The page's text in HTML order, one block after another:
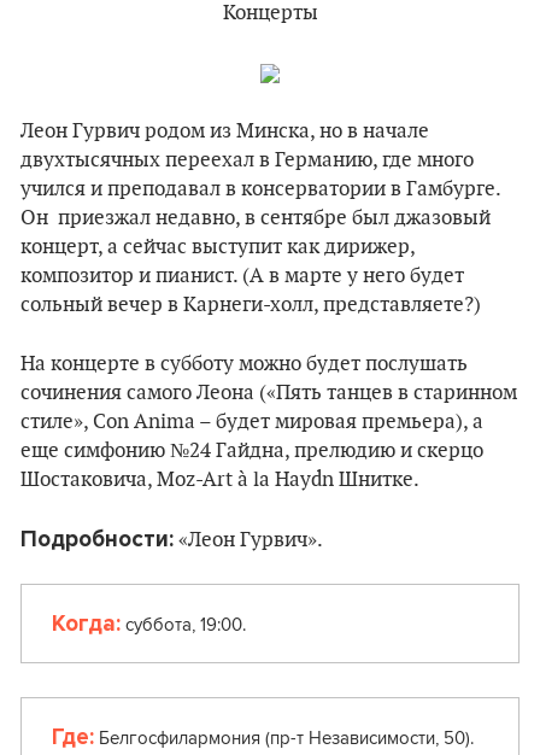
Концерты
Леон Гурвич родом из Минска, но в начале
двухтысячных переехал в Германию, где много
учился и преподавал в консерватории в Гамбурге.
Он приезжал недавно, в сентябре был джазовый
концерт, а сейчас выступит как дирижер,
композитор и пианист. (А в марте у него будет
сольный вечер в Карнеги-холл, представляете?)
На концерте в субботу можно будет послушать
сочинения самого Леона («Пять танцев в старинном
стиле», Con Anima – будет мировая премьера), а
еще симфонию №24 Гайдна, прелюдию и скерцо
Шостаковича, Moz-Art à la Haydn Шнитке.
Подробности: «Леон Гурвич».
Когда:суббота, 19:00.
Где: Белгосфилармония (пр-т Независимости, 50).